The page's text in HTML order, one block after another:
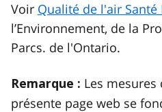
Voir Qualité de l'air Santé
l’Environnement, de la
Parcs. de l'Ontario.
Remarque : Les mesures
présente page web se